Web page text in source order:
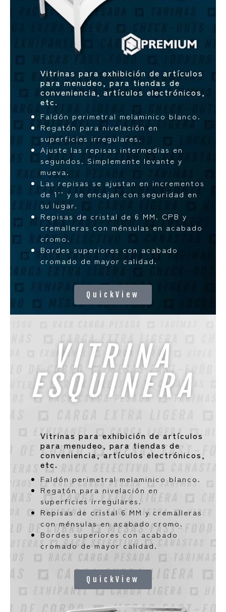
Vitrinas para exhibición de artículos
para menudeo, para tiendas de
conveniencia, artículos electrónicos,
etc.
Faldón perimetral melaminico blanco.
Regatón para nivelación en
superficies irregulares.
Ajuste las repisas intermedias en
segundos. Simplemente levante y
mueva.
Las repisas se ajustan en incrementos
de 1’’ y se encajan con seguridad en
su lugar.
Repisas de cristal de 6 MM. CPB y
cremalleras con ménsulas en acabado
cromo.
Bordes superiores con acabado
cromado de mayor calidad.
QuickView
VITRINA
ESQUINERA
Vitrinas para exhibición de artículos
para menudeo, para tiendas de
conveniencia, artículos electrónicos,
etc.
Faldón perimetral melaminico blanco.
Regatón para nivelación en
superficies irregulares.
Repisas de cristal 6 MM y cremalleras
con ménsulas en acabado cromo.
Bordes superiores con acabado
cromado de mayor calidad.
QuickView